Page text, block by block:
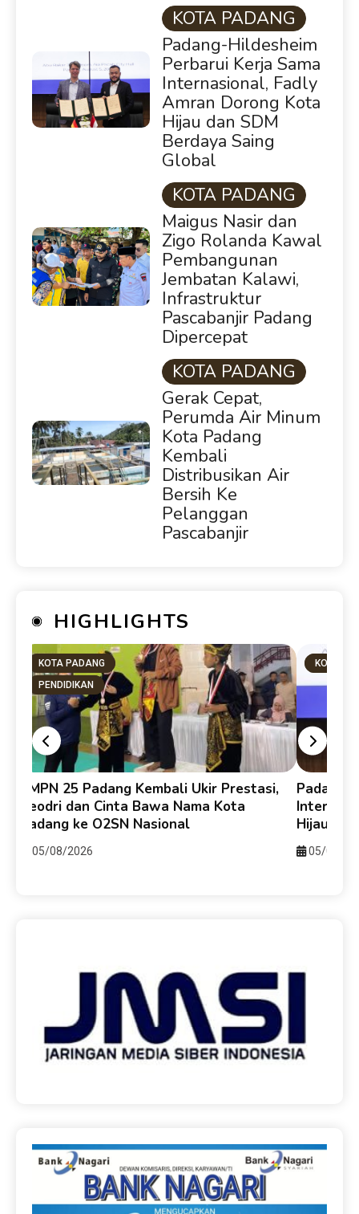
KOTA PADANG
Padang-Hildesheim
Perbarui Kerja Sama
Internasional, Fadly
Amran Dorong Kota
Hijau dan SDM
Berdaya Saing
Global
KOTA PADANG
Maigus Nasir dan
Zigo Rolanda Kawal
Pembangunan
Jembatan Kalawi,
Infrastruktur
Pascabanjir Padang
Dipercepat
KOTA PADANG
Gerak Cepat,
Perumda Air Minum
Kota Padang
Kembali
Distribusikan Air
Bersih Ke
Pelanggan
Pascabanjir
HIGHLIGHTS
KOTA PADANG
PENDIDIKAN
SMPN 25 Padang Kembali Ukir Prestasi,
Veodri dan Cinta Bawa Nama Kota
Padang ke O2SN Nasional
05/08/2026
KOTA
Padang-
Hijau
05/08/